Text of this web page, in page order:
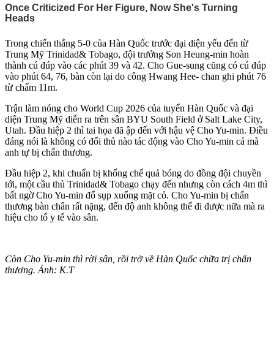
Trong chiến thắng 5-0 của Hàn Quốc trước đại diện yếu đến từ
Trung Mỹ Trinidad& Tobago, đội trưởng Son Heung-min hoàn
thành cú đúp vào các phút 39 và 42. Cho Gue-sung cũng có cú đúp
vào phút 64, 76, bàn còn lại do công Hwang Hee- chan ghi phút 76
từ chấm 11m.
Trận làm nóng cho World Cup 2026 của tuyển Hàn Quốc và đại
diện Trung Mỹ diễn ra trên sân BYU South Field ở Salt Lake City,
Utah. Đầu hiệp 2 thì tai họa đã ập đến với hậu vệ Cho Yu-min. Điều
đáng nói là không có đối thủ nào tác động vào Cho Yu-min cả mà
anh tự bị chấn thương.
Đầu hiệp 2, khi chuẩn bị khống chế quả bóng do đồng đội chuyền
tới, một cầu thủ Trinidad& Tobago chạy đến nhưng còn cách 4m thì
bất ngờ Cho Yu-min đổ sụp xuống mặt cỏ. Cho Yu-min bị chấn
thương bàn chân rất nặng, đến độ anh không thể đi được nữa mà ra
hiệu cho tổ y tế vào sân.
Còn Cho Yu-min thì rời sân, rồi trở về Hàn Quốc chữa trị chấn
thương. Ảnh: K.T